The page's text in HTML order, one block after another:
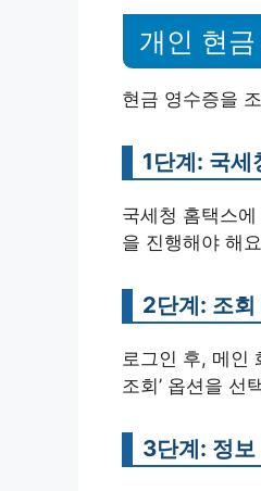
개인 현
현금 영수증을
1단계: 국세
국세청 홈택스
을 진행해야 해
2단계: 조회
로그인 후, 메인
조회’ 옵션을 선
3단계: 정보